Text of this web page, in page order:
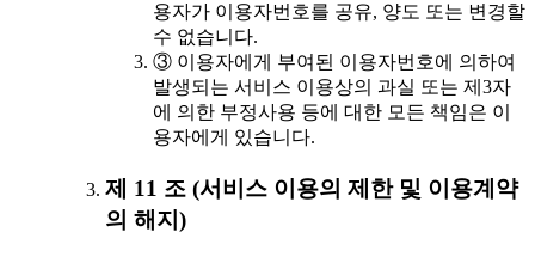
용자가 이용자번호를 공유, 양도 또는 변경할
수 없습니다.
③ 이용자에게 부여된 이용자번호에 의하여
발생되는 서비스 이용상의 과실 또는 제3자
에 의한 부정사용 등에 대한 모든 책임은 이
용자에게 있습니다.
제 11 조 (서비스 이용의 제한 및 이용계약
의 해지)